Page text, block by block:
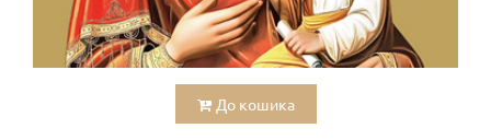
До кошика